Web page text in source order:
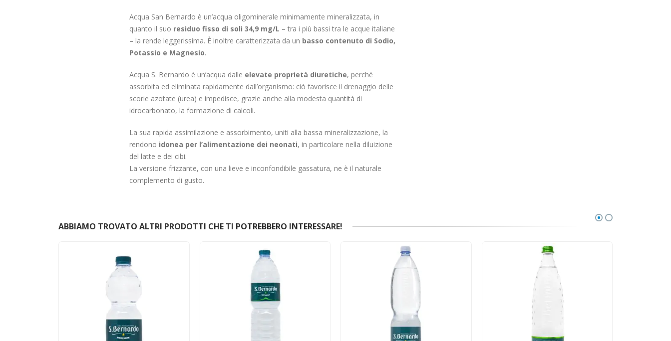
Acqua San Bernardo è un’acqua oligominerale minimamente mineralizzata, in
quanto il suo residuo fisso di soli 34,9 mg/L – tra i più bassi tra le acque italiane
– la rende leggerissima. È inoltre caratterizzata da un basso contenuto di Sodio,
Potassio e Magnesio.
Acqua S. Bernardo è un’acqua dalle elevate proprietà diuretiche, perché
assorbita ed eliminata rapidamente dall’organismo: ciò favorisce il drenaggio delle
scorie azotate (urea) e impedisce, grazie anche alla modesta quantità di
idrocarbonato, la formazione di calcoli.
La sua rapida assimilazione e assorbimento, uniti alla bassa mineralizzazione, la
rendono idonea per l’alimentazione dei neonati, in particolare nella diluizione
del latte e dei cibi.
La versione frizzante, con una lieve e inconfondibile gassatura, ne è il naturale
complemento di gusto.
ABBIAMO TROVATO ALTRI PRODOTTI CHE TI POTREBBERO INTERESSARE!